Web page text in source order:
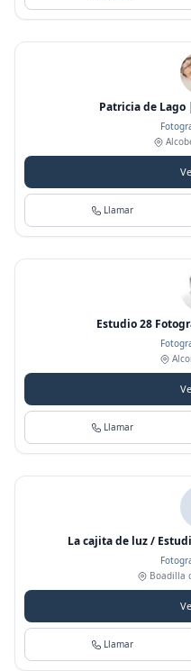
Patricia de
Llamar
Estudio 28
Llamar
La cajita de luz /
Boadilla
Llamar